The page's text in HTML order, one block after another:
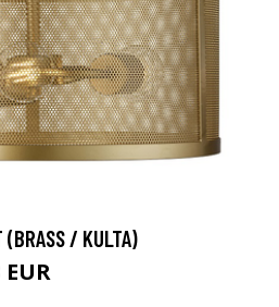
(BRASS / KULTA)
EUR